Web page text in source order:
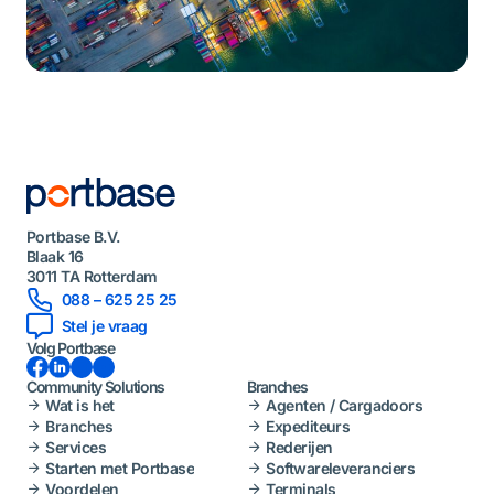
Portbase B.V.
Blaak 16
3011 TA Rotterdam
088 – 625 25 25
Stel je vraag
Volg Portbase
Facebook LinkedInInstagramYouTube
Community Solutions
Wat is het
Branches
Services
Starten met Portbase
Voordelen
Branches
Agenten / Cargadoors
Expediteurs
Rederijen
Softwareleveranciers
Terminals